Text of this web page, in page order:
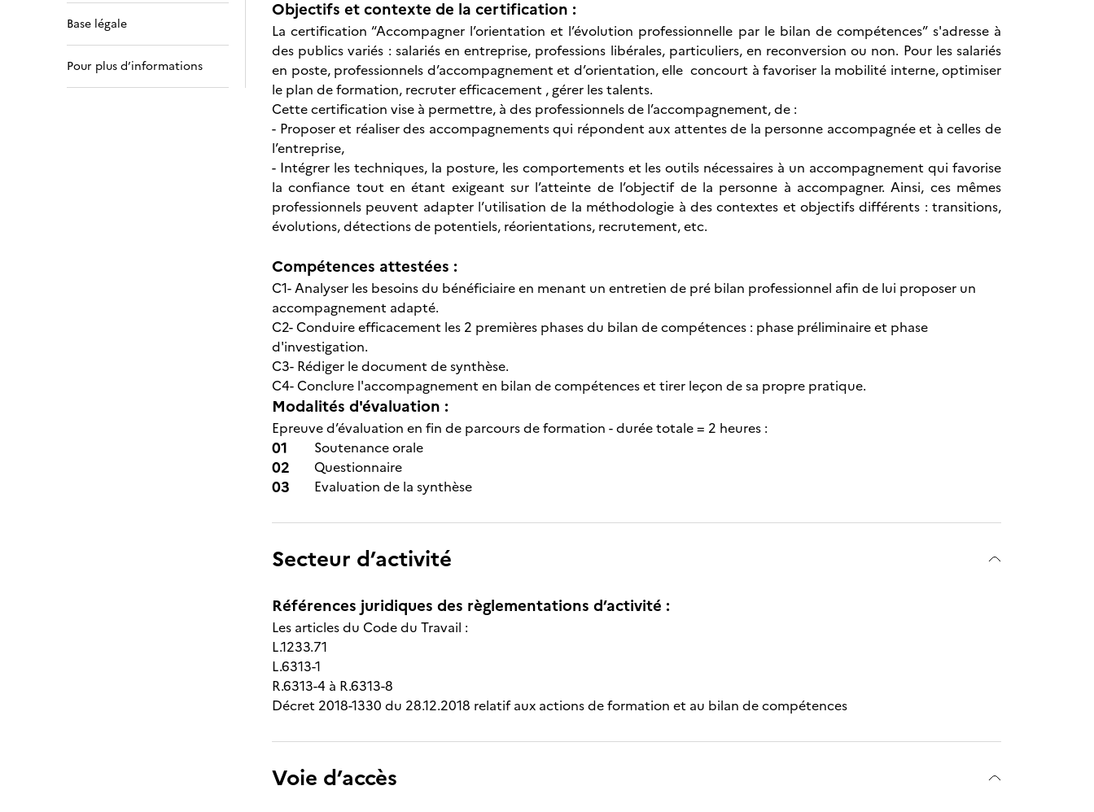
Base légale
Pour plus d’informations
Objectifs et contexte de la certification :
La certification “Accompagner l’orientation et l’évolution professionnelle par le bilan de compétences” s'adresse à
des publics variés : salariés en entreprise, professions libérales, particuliers, en reconversion ou non. Pour les salariés
en poste, professionnels d’accompagnement et d’orientation, elle concourt à favoriser la mobilité interne, optimiser
le plan de formation, recruter efficacement , gérer les talents.
Cette certification vise à permettre, à des professionnels de l’accompagnement, de :
- Proposer et réaliser des accompagnements qui répondent aux attentes de la personne accompagnée et à celles de
l’entreprise,
- Intégrer les techniques, la posture, les comportements et les outils nécessaires à un accompagnement qui favorise
la confiance tout en étant exigeant sur l’atteinte de l’objectif de la personne à accompagner. Ainsi, ces mêmes
professionnels peuvent adapter l’utilisation de la méthodologie à des contextes et objectifs différents : transitions,
évolutions, détections de potentiels, réorientations, recrutement, etc.
Compétences attestées :
C1- Analyser les besoins du bénéficiaire en menant un entretien de pré bilan professionnel afin de lui proposer un
accompagnement adapté.
C2- Conduire efficacement les 2 premières phases du bilan de compétences : phase préliminaire et phase
d'investigation.
C3- Rédiger le document de synthèse.
C4- Conclure l'accompagnement en bilan de compétences et tirer leçon de sa propre pratique.
Modalités d'évaluation :
Epreuve d’évaluation en fin de parcours de formation - durée totale = 2 heures :
Soutenance orale
Questionnaire
Evaluation de la synthèse
Secteur d’activité
Références juridiques des règlementations d’activité :
Les articles du Code du Travail :
L.1233.71
L.6313-1
R.6313-4 à R.6313-8
Décret 2018-1330 du 28.12.2018 relatif aux actions de formation et au bilan de compétences
Voie d’accès